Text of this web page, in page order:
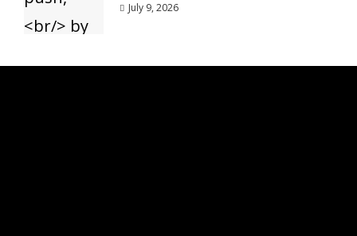
July 9, 2026